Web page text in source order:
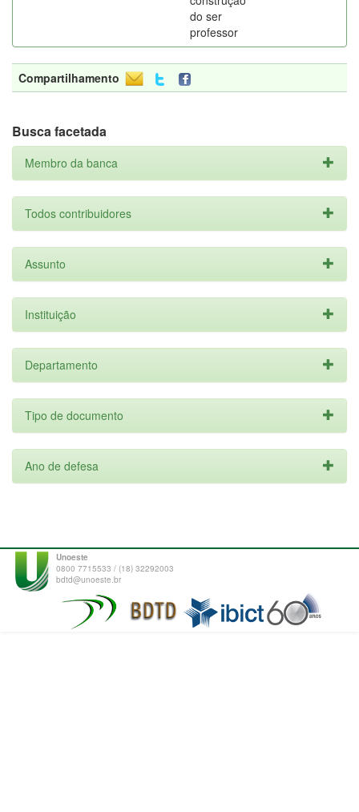
do ser
professor
Compartilhamento
Busca facetada
Membro da banca
Todos contribuidores
Assunto
Instituição
Departamento
Tipo de documento
Ano de defesa
Unoeste
0800 7715533 / (18) 32292003
bdtd@unoeste.br